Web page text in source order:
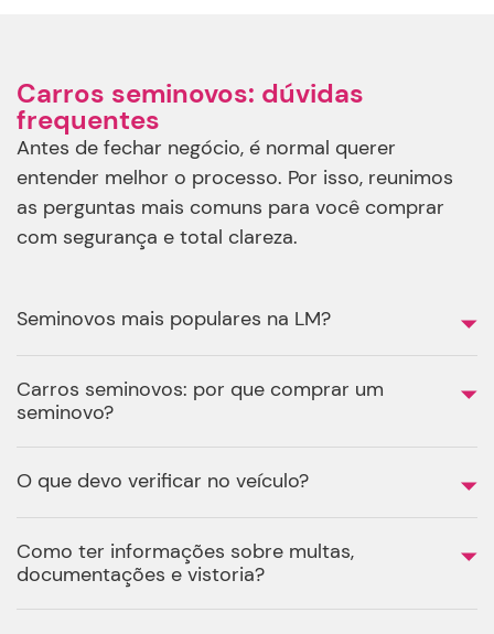
Carros seminovos: dúvidas
frequentes
Antes de fechar negócio, é normal querer
entender melhor o processo. Por isso, reunimos
as perguntas mais comuns para você comprar
com segurança e total clareza.
Seminovos mais populares na LM?
Carros seminovos: por que comprar um
seminovo?
O que devo verificar no veículo?
Como ter informações sobre multas,
documentações e vistoria?